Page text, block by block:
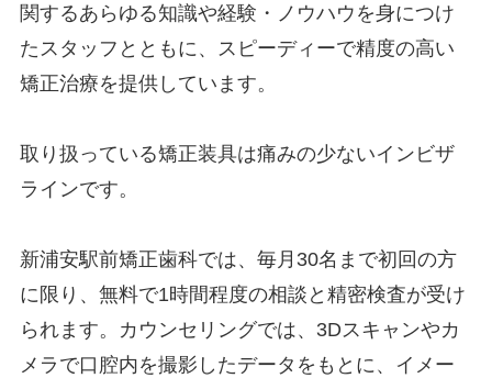
関するあらゆる知識や経験・ノウハウを身につけ
たスタッフとともに、スピーディーで精度の高い
矯正治療を提供しています。
取り扱っている矯正装具は痛みの少ないインビザ
ラインです。
新浦安駅前矯正歯科では、毎月30名まで初回の方
に限り、無料で1時間程度の相談と精密検査が受け
られます。カウンセリングでは、3Dスキャンやカ
メラで口腔内を撮影したデータをもとに、イメー